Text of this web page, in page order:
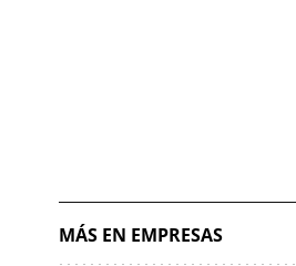
MÁS EN EMPRESAS